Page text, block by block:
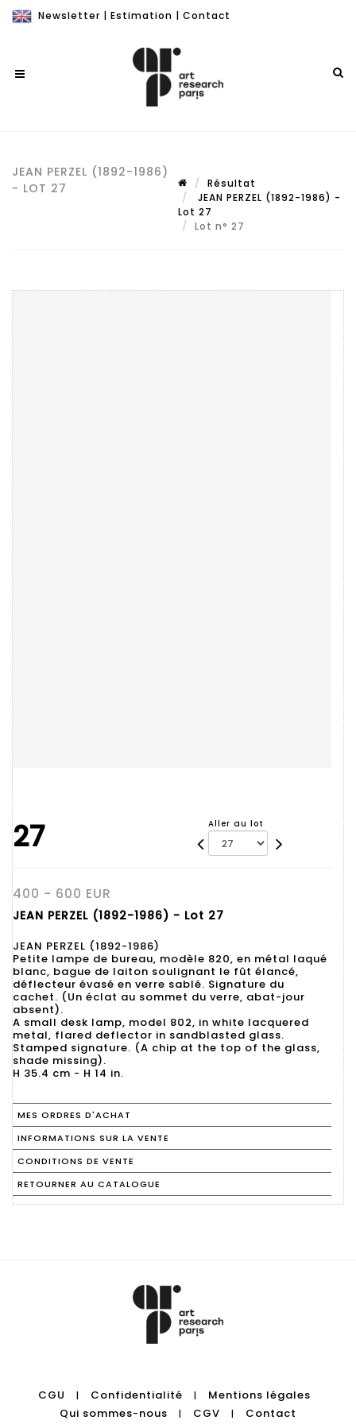
Newsletter | Estimation | Contact
JEAN PERZEL (1892-1986)
- LOT 27
Résultat
JEAN PERZEL (1892-1986) -
Lot 27
Lot n° 27
27 Aller au lot
400 - 600 EUR
JEAN PERZEL (1892-1986) - Lot 27
JEAN PERZEL (1892-1986)
Petite lampe de bureau, modèle 820, en métal laqué
blanc, bague de laiton soulignant le fût élancé,
déflecteur évasé en verre sablé. Signature du
cachet. (Un éclat au sommet du verre, abat-jour
absent).
A small desk lamp, model 802, in white lacquered
metal, flared deflector in sandblasted glass.
Stamped signature. (A chip at the top of the glass,
shade missing).
H 35.4 cm - H 14 in.
MES ORDRES D'ACHAT
INFORMATIONS SUR LA VENTE
CONDITIONS DE VENTE
RETOURNER AU CATALOGUE
CGU | Confidentialité |
Mentions légales
Qui sommes-nous
| CGV | Contact